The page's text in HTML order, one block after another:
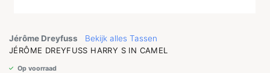
Jérôme Dreyfuss
Bekijk alles Tassen
JÉRÔME DREYFUSS HARRY S IN CAMEL
Op voorraad